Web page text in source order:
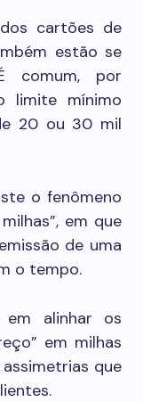
cartões de
estão se
comum, por
limite mínimo
20 ou 30 mil
o fenômeno
em que
de uma
o tempo.
em alinhar os
em milhas
que